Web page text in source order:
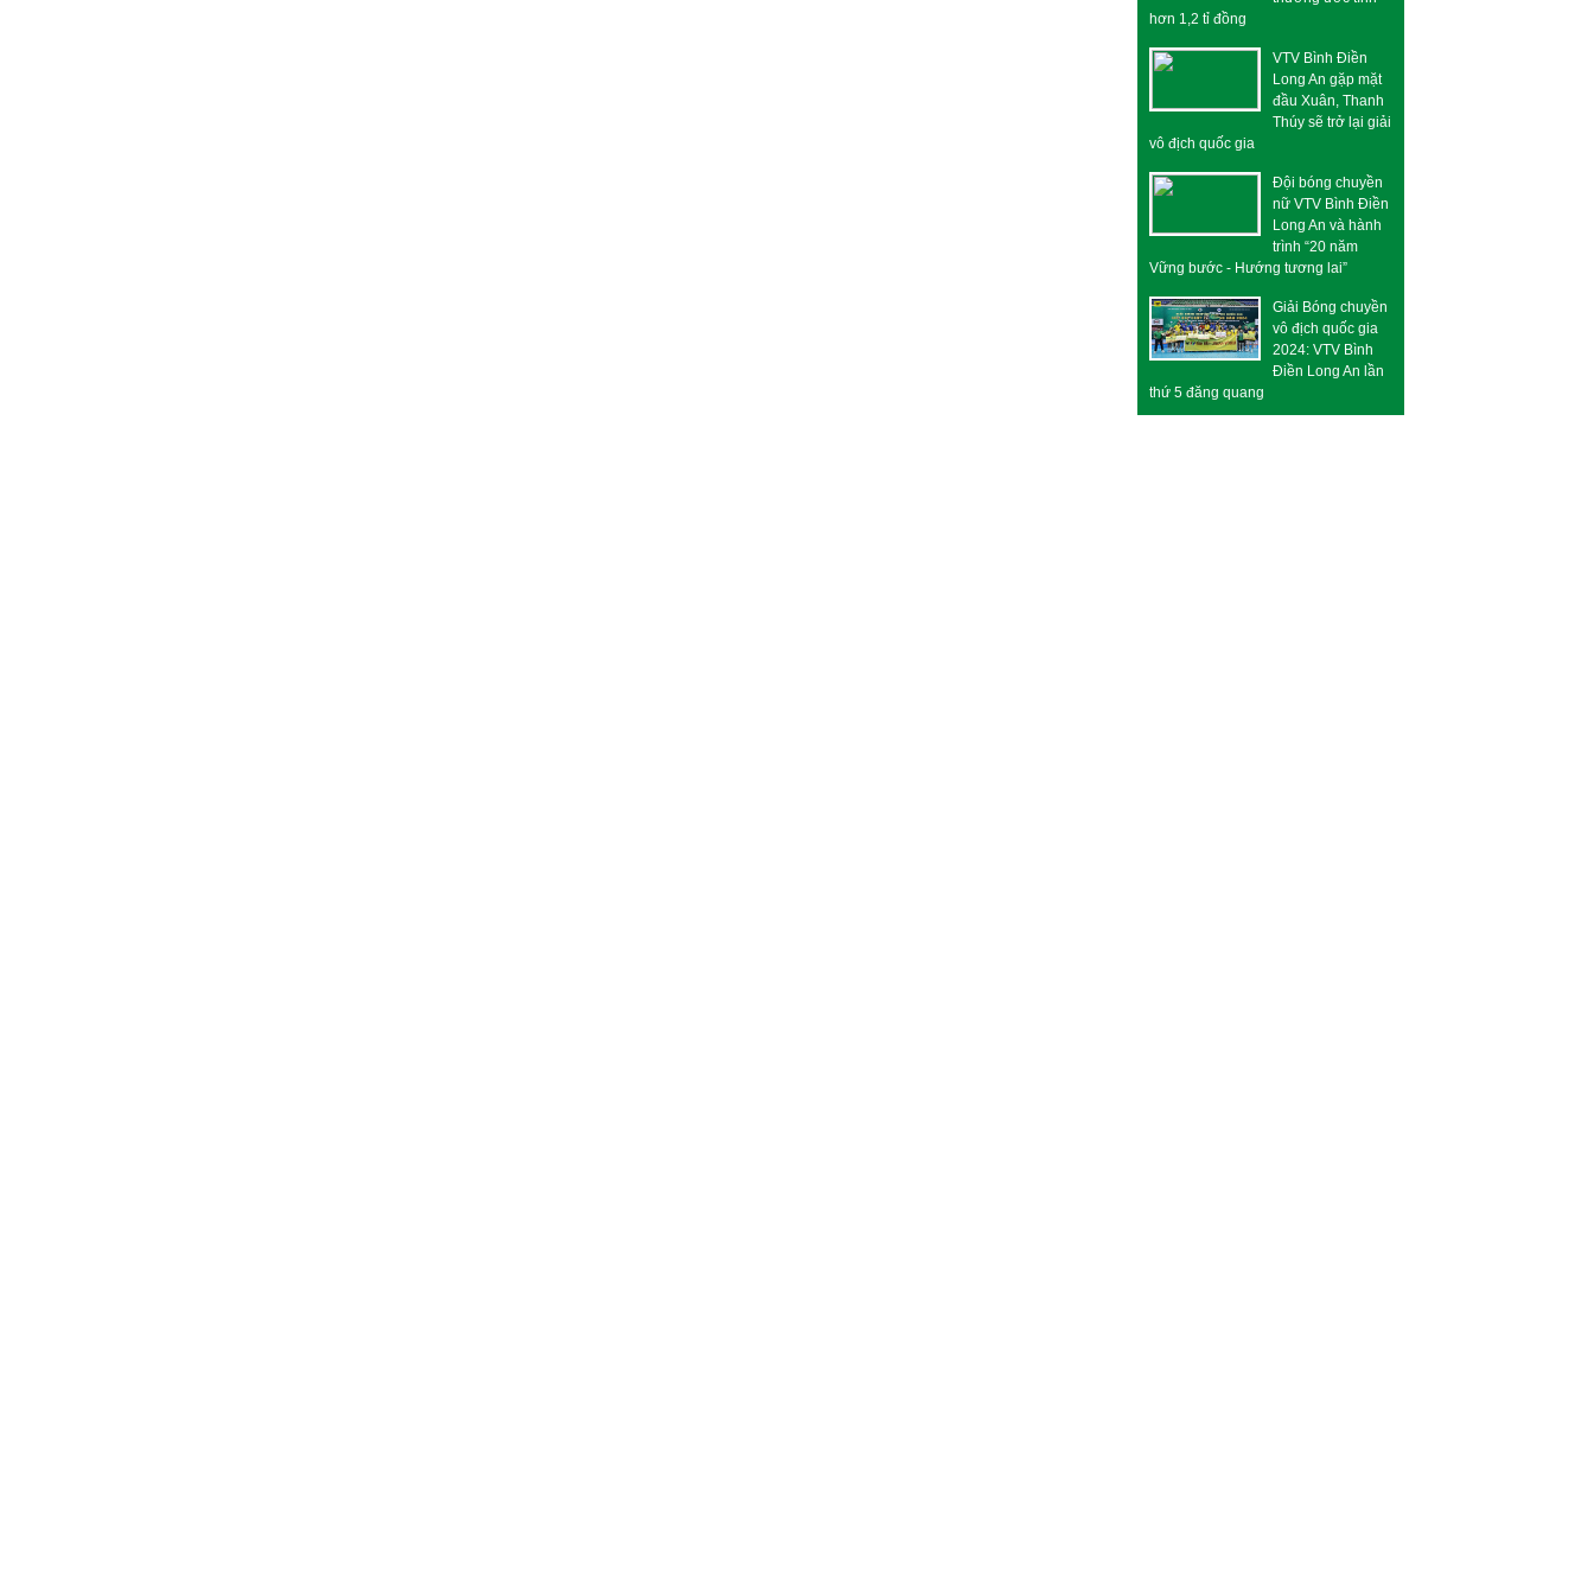
hơn 1,2 tỉ đồng
VTV Bình Điền
Long An gặp mặt
đầu Xuân, Thanh
Thúy sẽ trở lại giải
vô địch quốc gia
Đội bóng chuyền
nữ VTV Bình Điền
Long An và hành
trình “20 năm
Vững bước - Hướng tương lai”
Giải Bóng chuyền
vô địch quốc gia
2024: VTV Bình
Điền Long An lần
thứ 5 đăng quang